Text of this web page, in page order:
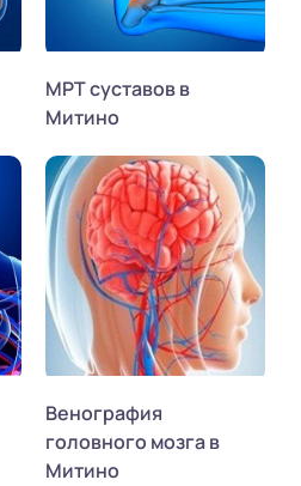
МРТ суставов в
Митино
Венография
головного мозга в
Митино